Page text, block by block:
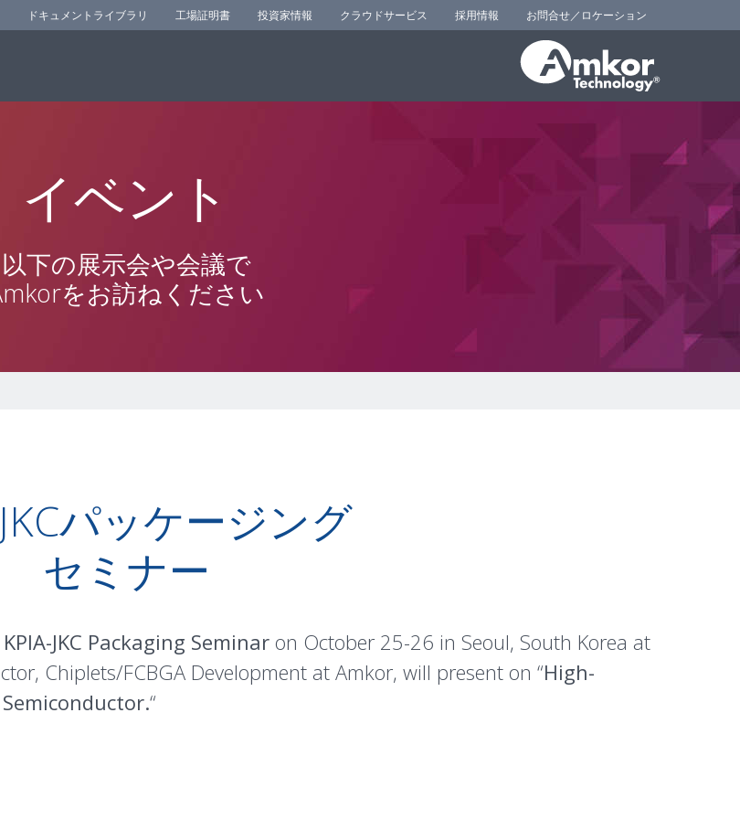
ドキュメントライブラリ 工場証明書 投資家情報 クラウドサービス 採用情報 お問合せ／ロケーション
イベント
以下の展示会や会議で
をお訪ねください
パッケージング
セミナー
KPIA-JKC Packaging Seminar on October 25-26 in Seoul, South Korea at
Chiplets/FCBGA Development at Amkor, will present on “High-
“